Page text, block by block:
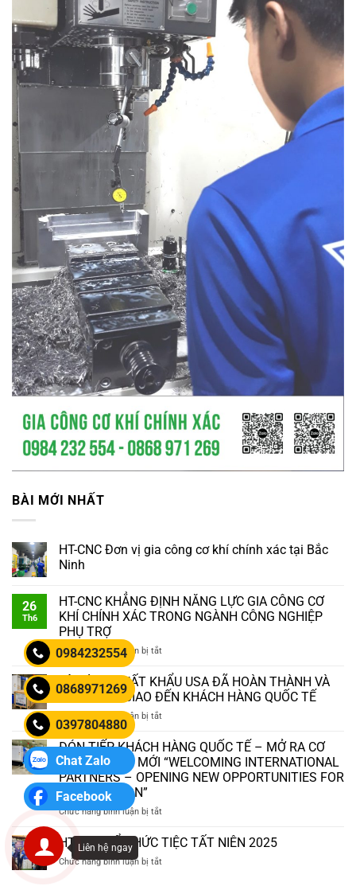
BÀI MỚI NHẤT
HT-CNC Đơn vị gia công cơ khí chính xác tại Bắc
Ninh
26
Th6
HT-CNC KHẲNG ĐỊNH NĂNG LỰC GIA CÔNG CƠ
KHÍ CHÍNH XÁC TRONG NGÀNH CÔNG NGHIỆP
PHỤ TRỢ
Chức năng bình luận bị tắtở
CNC
KHẲNG
ĐỊNH
NĂNG
GIA
CÔNG
CƠ
KHÍ
XÁC
NGÀNH
CÔNG
NGHIỆP
LÔ HÀNG XUẤT KHẨU USA ĐÃ HOÀN THÀNH VÀ
SẴN SÀNG GIAO ĐẾN KHÁCH HÀNG QUỐC TẾ
Chức năng bình luận bị tắtở
HÀNG
XUẤT
KHẨU
USA
HOÀN
VÀ
SẴN
SÀNG
ĐÓN TIẾP KHÁCH HÀNG QUỐC TẾ – MỞ RA CƠ
HỘI HỢP TÁC MỚI “WELCOMING INTERNATIONAL
PARTNERS – OPENING NEW OPPORTUNITIES FOR
COOPERATION”
Chức năng bình luận bị tắtở
TIẾP
KHÁCH
HÀNG
HT-CNC TỔ CHỨC TIỆC TẤT NIÊN 2025
Chức năng bình luận bị tắtở
Liên hệ ngay
0984232554
0868971269
0397804880
Chat Zalo
Facebook